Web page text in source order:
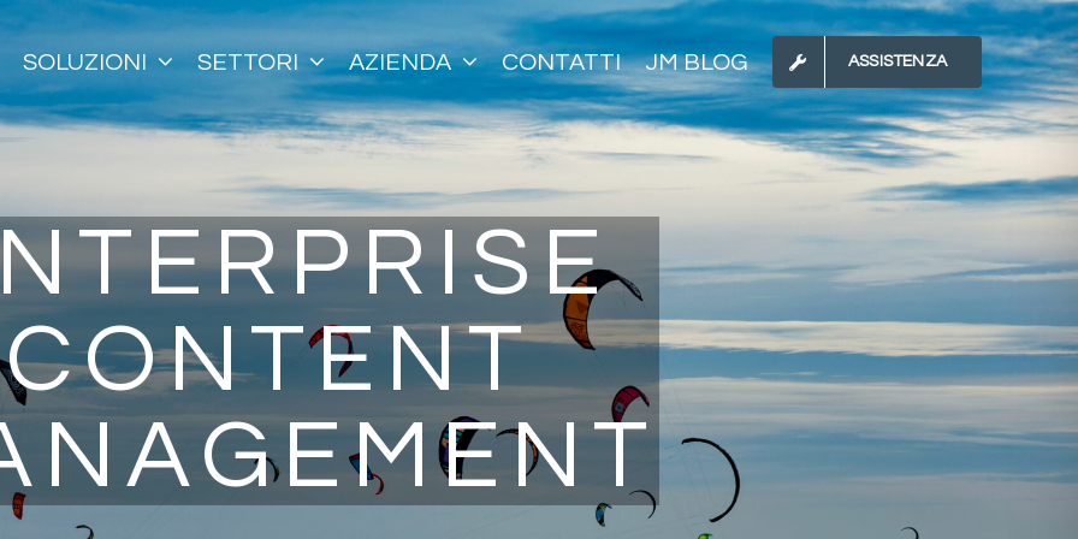
SOLUZIONI SETTORI AZIENDA CONTATTI JM BLOG ASSISTENZA
CONTENT